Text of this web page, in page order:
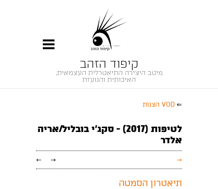
קיפוד הזהב
מיטב היצירה התיאטרלית העצמאית,
האיכותית והנועזת
⇐ VOD הצגות
לטיפות (2017) - סקג'י בובליל/אריה
אלדר
→
→
←
תיאטרון הסמטה